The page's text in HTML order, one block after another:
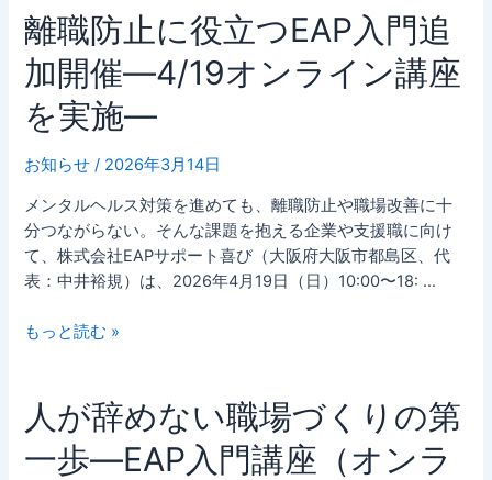
門
講
習
5
名
が
修
―
離職防止に役立つEAP入門追
加開催―4/19オンライン講座
を実施―
お知らせ / 2026年3月14日
メンタルヘルス対策を進めても、離職防止や職場改善に十
分つながらない。そんな課題を抱える企業や支援職に向け
て、株式会社EAPサポート喜び（大阪府大阪市都島区、代
表：中井裕規）は、2026年4月19日（日）10:00〜18: …
離
職
防
止
に
立
つ
EAP
入
門
加
開
―4/19
オ
もっと読む »
人が辞めない職場づくりの第
一歩―EAP入門講座（オンラ
人
が
辞